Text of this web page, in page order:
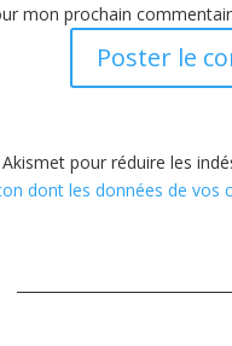
mon prochain
pour réduire les
dont les données de vos